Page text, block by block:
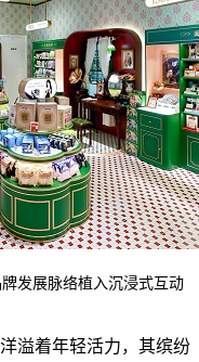
发展脉络植入沉浸式互动
溢着年轻活力，其缤纷